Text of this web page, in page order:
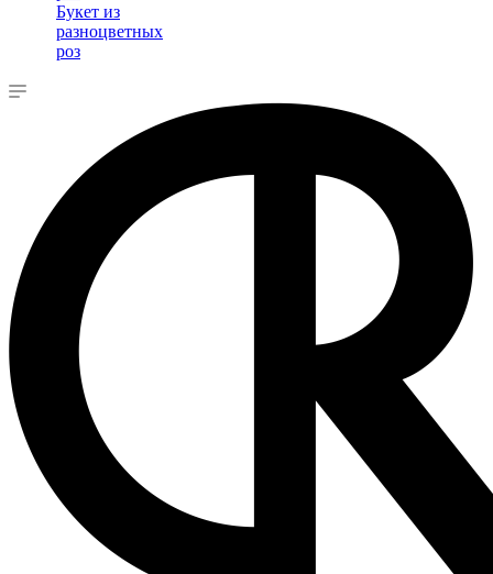
Букет из
разноцветных
роз